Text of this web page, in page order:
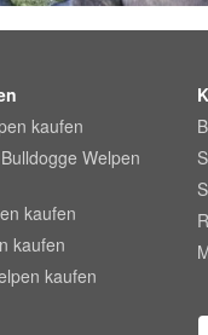
kaufen
Welpen
kaufen
kaufen
kaufen